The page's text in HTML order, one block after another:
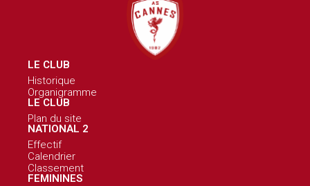
LE CLUB
Historique
Organigramme
LE CLUB
Plan du site
NATIONAL 2
Effectif
Calendrier
Classement
FEMININES